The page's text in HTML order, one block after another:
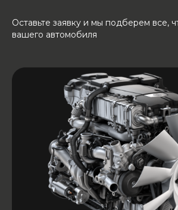
Оставьте заявку и мы подберем все,
вашего автомобиля